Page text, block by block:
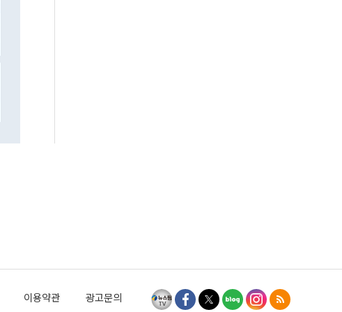
이용약관 광고문의